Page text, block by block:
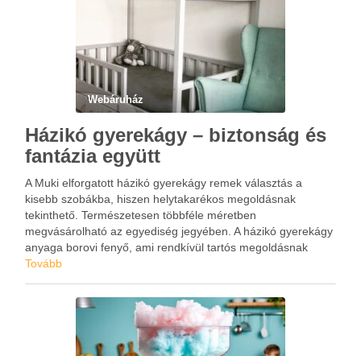
Webáruház
Házikó gyerekágy – biztonság és
fantázia együtt
A Muki elforgatott házikó gyerekágy remek választás a
kisebb szobákba, hiszen helytakarékos megoldásnak
tekinthető. Természetesen többféle méretben
megvásárolható az egyediség jegyében. A házikó gyerekágy
anyaga borovi fenyő, ami rendkívül tartós megoldásnak
számít. Ez nem csupán kényelmes fekhely, hanem fejlesztő
ösztönzi a lurkót. Egy …
Tovább